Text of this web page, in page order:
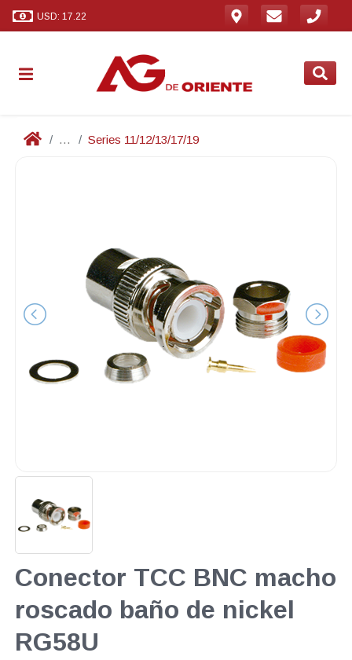
USD: 17.22
... Series 11/12/13/17/19
Conector TCC BNC macho
roscado baño de nickel
RG58U